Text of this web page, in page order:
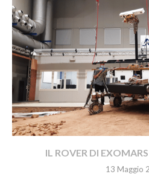
IL ROVER DI
13 Maggio